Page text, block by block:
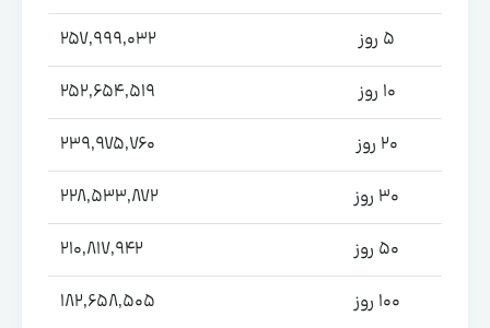
5 روز
257,999,032
10 روز
252,654,519
20 روز
239,975,760
30 روز
228,533,872
50 روز
210,817,942
100 روز
182,658,505